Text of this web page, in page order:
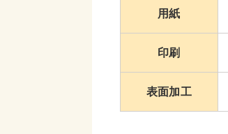
用紙
印刷
表面加工